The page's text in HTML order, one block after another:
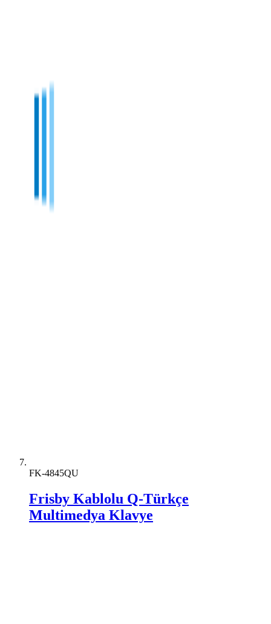
FK-4845QU
Frisby Kablolu Q-Türkçe
Multimedya Klavye